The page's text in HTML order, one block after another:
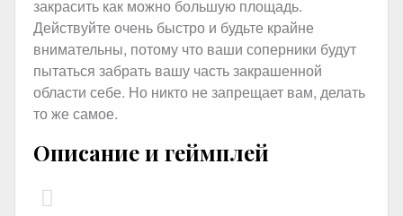
закрасить как можно большую площадь.
Действуйте очень быстро и будьте крайне
внимательны, потому что ваши соперники будут
пытаться забрать вашу часть закрашенной
области себе. Но никто не запрещает вам, делать
то же самое.
Описание и геймплей